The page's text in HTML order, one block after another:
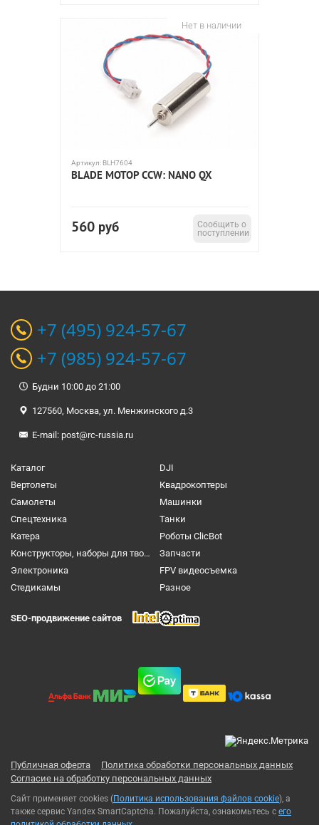
Нет в наличии
Артикул: BLH7604
BLADE МОТОР CCW: NANO QX
560 руб
Сообщить о
поступлении
+7 (495) 924-57-67
+7 (985) 924-57-67
Будни 10:00 до 21:00
127560, Москва, ул. Менжинского д.3
E-mail: post@rc-russia.ru
Каталог
DJI
Вертолеты
Квадрокоптеры
Самолеты
Машинки
Спецтехника
Танки
Катера
Роботы ClicBot
Конструкторы, наборы для творчества и настольные игры
Запчасти
Электроника
FPV видеосъемка
Cтедикамы
Разное
SEO-продвижение сайтов
Публичная оферта
Политика обработки персональных данных
Согласие на обработку персональных данных
Сайт применяет cookies (Политика использования файлов cookie), а
также сервис Yandex SmartCaptcha. Пожалуйста, ознакомьтесь с его